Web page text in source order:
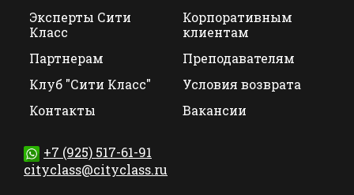
Эксперты Сити
Класс
Корпоративным
клиентам
Партнерам
Преподавателям
Клуб "Сити Класс"
Условия возврата
Контакты
Вакансии
+7 (925) 517-61-91
cityclass@cityclass.ru